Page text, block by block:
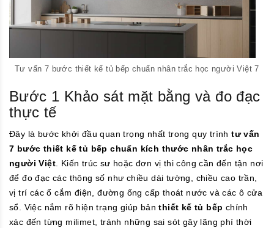
Tư vấn 7 bước thiết kế tủ bếp chuẩn nhân trắc học người Việt 7
Bước 1 Khảo sát mặt bằng và đo đạc
thực tế
Đây là bước khởi đầu quan trọng nhất trong quy trìnhtư vấn
7 bước thiết kế tủ bếp chuẩn kích thước nhân trắc học
người Việt. Kiến trúc sư hoặc đơn vị thi công cần đến tận nơi
để đo đạc các thông số như chiều dài tường, chiều cao trần,
vị trí các ổ cắm điện, đường ống cấp thoát nước và các ô cửa
sổ. Việc nắm rõ hiện trạng giúp bảnthiết kế tủ bếp chính
xác đến từng milimet, tránh những sai sót gây lãng phí thời